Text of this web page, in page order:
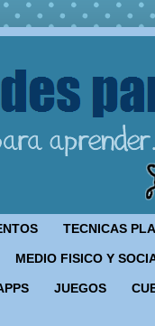
TECNICAS
MEDIO FISICO Y
JUEGOS